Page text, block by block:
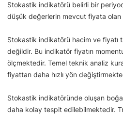
Stokastik indikatörü belirli bir
düşük değerlerin mevcut fiyata olan
Stokastik indikatörü hacim ve fiyatı
değildir. Bu indikatör fiyatın
ölçmektedir. Temel teknik analiz
fiyattan daha hızlı yön
Stokastik indikatöründe oluşan
daha kolay tespit edilebilmektedir.